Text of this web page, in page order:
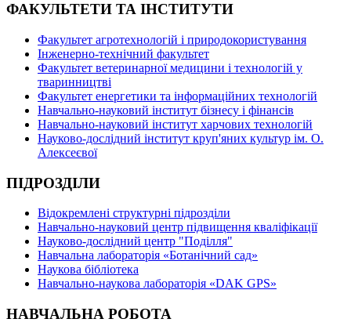
ФАКУЛЬТЕТИ ТА ІНСТИТУТИ
Факультет агротехнологій і природокористування
Інженерно-технічний факультет
Факультет ветеринарної медицини і технологій у
тваринництві
Факультет енергетики та інформаційних технологій
Навчально-науковий інститут бізнесу і фінансів
Навчально-науковий інститут харчових технологій
Науково-дослідний інститут круп'яних культур ім. О.
Алексеєвої
ПІДРОЗДІЛИ
Відокремлені структурні підрозділи
Навчально-науковий центр підвищення кваліфікації
Науково-дослідний центр "Поділля"
Навчальна лабораторія «Ботанічний сад»
Наукова бібліотека
Навчально-наукова лабораторія «DAK GPS»
НАВЧАЛЬНА РОБОТА